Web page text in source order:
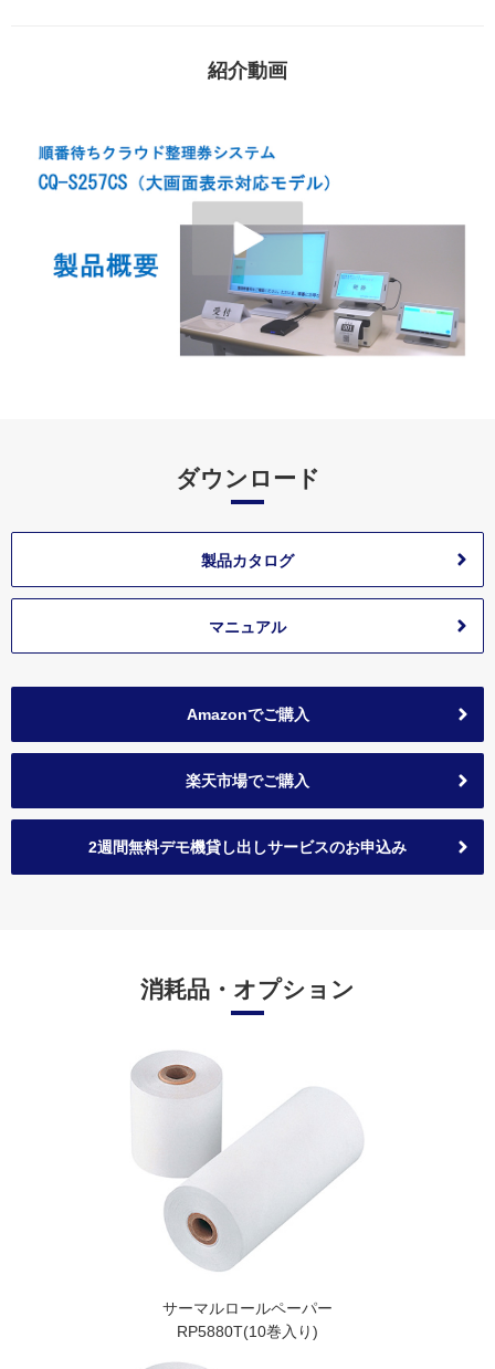
紹介動画
ダウンロード
製品カタログ
マニュアル
Amazonでご購入
楽天市場でご購入
2週間無料デモ機貸し出しサービスのお申込み
消耗品・オプション
サーマルロールペーパー
RP5880T(10巻入り)